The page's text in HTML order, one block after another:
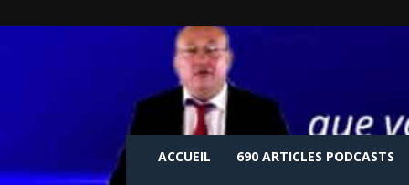
ACCUEIL 690 ARTICLES PODCASTS